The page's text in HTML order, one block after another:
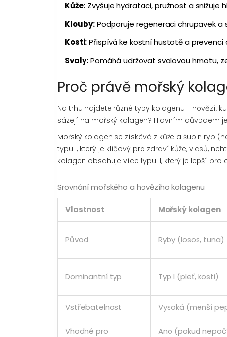
Kůže: Zvyšuje hydrataci, pružnost a snižuje
Klouby:Podporuje regeneraci chrupavek a
Kosti:Přispívá ke kostní hustotě a prevenci
Svaly:Pomáhá udržovat svalovou hmotu,
Proč právě mořský
Na trhu najdete různé typy kolagenu - hovězí,
sázejí na mořský kolagen? Hlavním důvodem
Mořský kolagen se získává z kůže a šupin ryb
typu I, který je klíčový pro zdraví kůže, vlasů,
kolagen obsahuje více typu II, který je lepší pro
Srovnání mořského a hovězího kolagenu
Vlastnost Mořský kolagen
Původ Ryby (losos, tuna)
Dominantní typ Typ I (pleť, kosti)
Vstřebatelnost Vysoká (menší
Vhodné pro
Ano (pokud